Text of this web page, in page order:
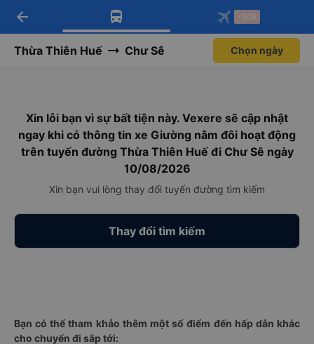
Tải app Vexere ngay!
Nhận ưu đãi thành viên độc
Mở app
Tải app Vexere
-30k/ghế khi đặt vé máy bay qua
Mở app
arrow_back -30k
Thừa Thiên Huế Chư Sê Chọn ngày
Xin lỗi bạn vì sự bất tiện này. Vexere sẽ cập nhật
ngay khi có thông tin xe Giường nằm đôi hoạt động
trên tuyến đường Thừa Thiên Huế đi Chư Sê ngày
10/08/2026
Xin bạn vui lòng thay đổi tuyến đường tìm kiếm
Thay đổi tìm kiếm
Bạn có thể tham khảo thêm một số điểm đến hấp dẫn khác
cho chuyến đi sắp tới: